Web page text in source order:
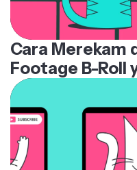
Cara Merekam
Footage B-Roll